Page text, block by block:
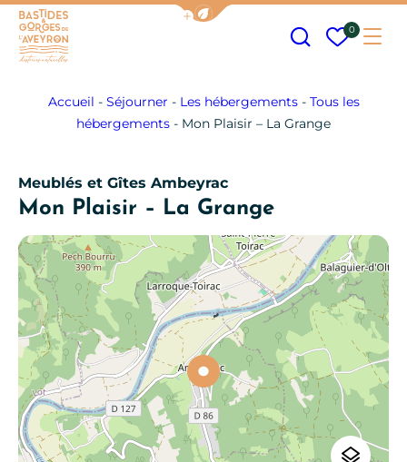
Afficher la barre de navigation
Mes
0
Accueil - Séjourner - Les hébergements- Tous les
hébergements - Mon Plaisir – La Grange
Meublés et Gîtes Ambeyrac
Mon Plaisir – La Grange